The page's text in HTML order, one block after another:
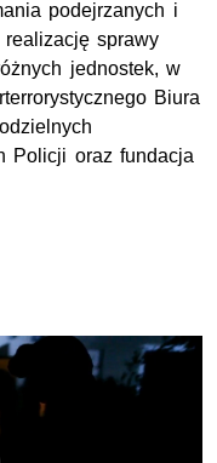
podejrzanych i
sprawy
jednostek, w
Biura
Policji oraz fundacja